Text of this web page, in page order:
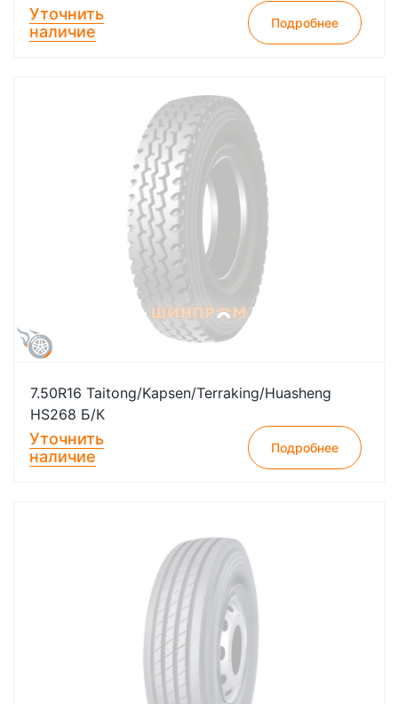
Уточнить
наличие
Подробнее
7.50R16 Taitong/Kapsen/Terraking/Huasheng
HS268 Б/К
Уточнить
наличие
Подробнее